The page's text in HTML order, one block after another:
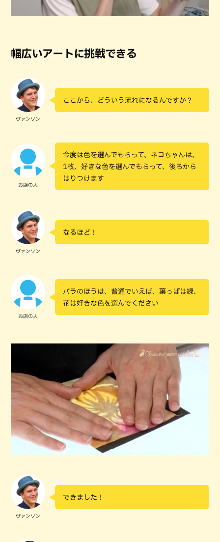
幅広いアートに挑戦できる
ヴァンソン
ここから、どういう流れになるんですか？
お店の人
今度は色を選んでもらって、ネコちゃんは、
1枚、好きな色を選んでもらって、後ろから
はりつけます
ヴァンソン
なるほど！
お店の人
バラのほうは、普通でいえば、葉っぱは緑、
花は好きな色を選んでください
ヴァンソン
できました！